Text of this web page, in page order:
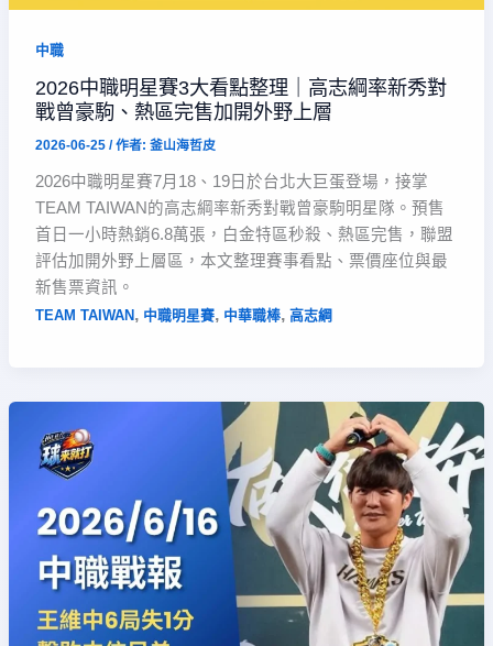
中職
2026中職明星賽3大看點整理｜高志綱率新秀對
戰曾豪駒、熱區完售加開外野上層
2026-06-25 / 作者: 釜山海哲皮
2026中職明星賽7月18、19日於台北大巨蛋登場，接掌
TEAM TAIWAN的高志綱率新秀對戰曾豪駒明星隊。預售
首日一小時熱銷6.8萬張，白金特區秒殺、熱區完售，聯盟
評估加開外野上層區，本文整理賽事看點、票價座位與最
新售票資訊。
TEAM TAIWAN, 中職明星賽, 中華職棒, 高志綱